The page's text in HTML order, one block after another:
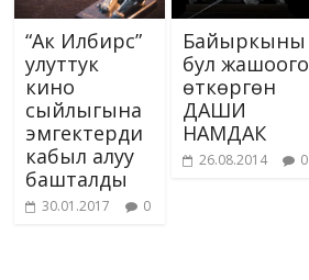
“Ак Илбирс”
улуттук
кино
сыйлыгына
эмгектерди
кабыл алуу
башталды
30.01.2017 0
Байыркыны
бул жашоого
ѳткѳргѳн
ДАШИ
НАМДАК
26.08.2014 0